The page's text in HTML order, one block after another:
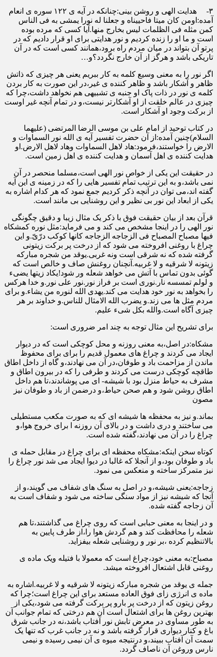
۳- هدایت الهی و روشن بینی:چنانکه در آیه ی ۱۲۲ سوره ی انعام
آمده:اومن کان میتا فاحییناه و جعلنا له نورا یمشی به فی الناس
کمن مثله فی الظلمات لیس بخارج منها.آیا کسی که مرده بوده
است و ما او را زنده کردیم و نور هدایتی برای او قرار دادیم که در
پرتو آن بتواند در میان مردم راه برود،همانند کسی است که در آن
تاریکی باشد و هرگز از آن خارج نگردد؟و…
اگر نور را به معنی وسیع کلمه به کار ببریم یعنی هر چیزی که ذاتش
ظاهر و آشکار باشد و ظاهر کننده ی غیر،در این صورت به کار بردن
کلمه ی نور در ذات پاک او جنبه ی تشبیهی هم نخواهد داشت،چرا که
چیزی در عالم خلقت از او آشکارتر نیست،و در تمام آنچه غیر اوست
از برکت وجود او آشکار است.
در کتاب توحید از امام علی بن موسی الرضا المرتضی (علیهما
السلام)چنین آمده:از آن حضرت تفسیر آیه ی الله نور السماوات و
الارض را خواستند،فرمود:هاد لاهل السماوات وهاد لاهل الارض.او
هدایت کننده ی اهل آسمان و هدایت کننده ی اهل زمین است.
در حقیقت این یکی از خواص نور الهی است،مسلما منحصر در آن
نمی باشد،و به این ترتیب تمام تفسیر هایی را که در زمینه ی این آیه
گفته اند،می توان در آنچه ذکر کردیم جمع نمود که هر کدام اشاره به
یکی از ابعاد این نور بی نظیر و این روشنایی بی مانند است.
قرآن بعد از بیان حقیقت فوق با ذکر یک مثال زیبا و دقیق چگونگی
نور الهی را در اینجا مشخص می کند و می فرماید:مثل نوره کمشکاه
فیها مصباح المصباح فی الزجاجه الزجاجه کانها کوکب درّیّ.و این
چراغ با روغنی افروخته می شود که از درخت پر برکت زیتونی
گرفته شده که نه شرقی است ونه غربی.یوقد من شجره مبارکه
زیتونه لا شرقیه و لا غربیه.آنچنان روغنش صاف و خالص است که
گوئی بدون تماس با آتش می خواهد شعله ور شود!یکاد زیتها یضیء
و لولم تمسسه نار.نوری است بر فراز نور.نور علی نور.و خدا هرکس
را بخواهد به نور خود هدایت می کند.یهدی الله لنوره من یشاء.و برای
مردم مثل ها می زند.و یضرب الله الامثال للناس.و خداوند بر هر
چیزی آگاه است.والله بکل شیء علیم.
برای تشریح این مثال توجه به چند امر ضروری است:
مشکاه:در اصل،به معنی روزنه و محل کوچکی است که در دیوار
ایجاد می کردند و چراغ های معمول قدیم را برای برای محفوظ
ماندن از مزاحمت باد و طوفان،در آن می نهادند،و گاه از داخل اطاق
طاقچه کوچکی درست می کردند و طرفی را که در بیرون اطاق و
مشرف به حیاط منزل بود با شیشه- ای می پوشاندند،تا هم داخل
اطاق روشن شود و هم صحن حیاط،و درضمن از باد و طوفان نیز
مصون
بماند.و نیز به محفظه ها شیشه ای که به صورت مکعب مستطیلی
می ساختند و دری داشت و در بالای آن روزنه ا برای خروج هوا،و
چراغ را در آن می نهادند،گفته شده است.
کوتاه سخن اینکه:مشکاه محفظه ای برای چراغ در مقابل حمله ی
باد و طوفان بود،و از آنجلا که غالبا در دیوا ایجاد می شد نور چراغ را
نیز متمرکز ساخته و منعکس می نمود.
زجاجه:یعنی شیشه،و در اصل به سنگ های شفاف می گویند،و از
آنجا که شیشه نیز از مواد سنگی ساخته می شود و شفاف است به
آن زجاجه گفته شده.
و در اینجا به معنی حبابی است که روی چراغ می گذاشتند،تا هم
شعله را محافظت کند و هم گردش هوا را،از طرف پایین به
بالاتنظیم کرده ،بر نور و روشنایی شعله بیفزاید.
مصباح:به معنی خود،چراغ است که معمولا با فتیله ویک ماده ی
روغنی قابل اشتعال افروخته میشد.
جمله ی یوقد من شجره مبارکه زیتونه لا شرقیه و لا غربیه.اشاره به
ماده ی انرژی زای فوق العاده مستعد برای این چراغ است؛چرا که
روغن زیتون که از درخت پر بارو پر برکت گرفته می شود،یکی از
بهترین روغن ها برای اشتعال است آن هم درختی که تمام جوانب آن
به طور مساوی در معرض تابش نور آفتاب باشد،نه در جانب شرق
باغ و کنار دیواری قرار گرفته باشد و نه در جانب غرب که تنها یک
سمت آن آفتاب ببیند،و درنتیجه میوه ی آن نیمی رسیده و نیمی
نارس وروغن آن ناصاف گردد.